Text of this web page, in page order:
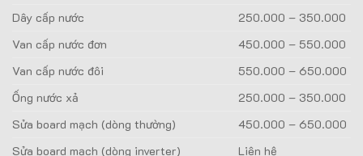
Dây cấp nước
250.000 – 350.000
Van cấp nước đơn
450.000 – 550.000
Van cấp nước đôi
550.000 – 650.000
Ống nước xả
250.000 – 350.000
Sửa board mạch (dòng thường)
450.000 – 650.000
Sửa board mạch (dòng inverter)
Liên hệ